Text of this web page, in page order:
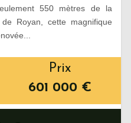
550 mètres de la
Royan, cette magnifique
Prix
601 000 €